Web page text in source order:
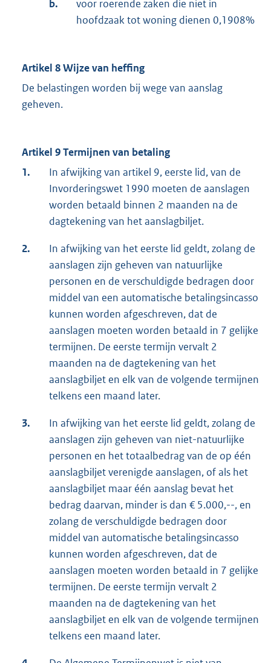
b.
voor roerende zaken die niet in
hoofdzaak tot woning dienen 0,1908%
Artikel 8 Wijze van heffing
De belastingen worden bij wege van aanslag
geheven.
Artikel 9 Termijnen van betaling
1.
In afwijking van artikel 9, eerste lid, van de
Invorderingswet 1990 moeten de aanslagen
worden betaald binnen 2 maanden na de
dagtekening van het aanslagbiljet.
2.
In afwijking van het eerste lid geldt, zolang de
aanslagen zijn geheven van natuurlijke
personen en de verschuldigde bedragen door
middel van een automatische betalingsincasso
kunnen worden afgeschreven, dat de
aanslagen moeten worden betaald in 7 gelijke
termijnen. De eerste termijn vervalt 2
maanden na de dagtekening van het
aanslagbiljet en elk van de volgende termijnen
telkens een maand later.
3.
In afwijking van het eerste lid geldt, zolang de
aanslagen zijn geheven van niet-natuurlijke
personen en het totaalbedrag van de op één
aanslagbiljet verenigde aanslagen, of als het
aanslagbiljet maar één aanslag bevat het
bedrag daarvan, minder is dan € 5.000,--, en
zolang de verschuldigde bedragen door
middel van automatische betalingsincasso
kunnen worden afgeschreven, dat de
aanslagen moeten worden betaald in 7 gelijke
termijnen. De eerste termijn vervalt 2
maanden na de dagtekening van het
aanslagbiljet en elk van de volgende termijnen
telkens een maand later.